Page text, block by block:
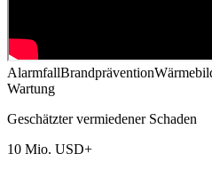
AlarmfallBrandprävention
Wartung
Geschätzter vermiedener Schaden
10 Mio. USD+